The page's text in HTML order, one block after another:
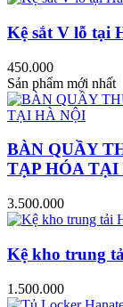
Kệ sắt V lỗ tại
450.000
Sản phẩm mới nhất
BÀN QUẦY
TẠP HÓA
3.500.000
Kệ kho trung
1.500.000